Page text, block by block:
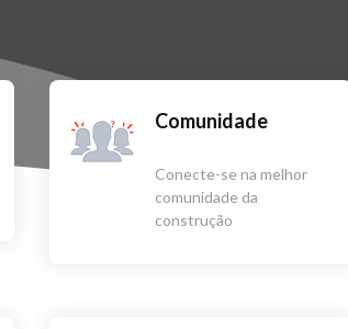
Comunidade
Conecte-se na melhor
comunidade da
construção